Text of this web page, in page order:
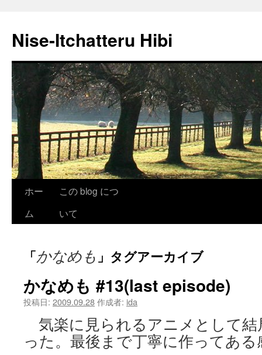
Nise-Itchatteru Hibi
へ
ホー
ム
この blog につ
いて
「かなめも 」タグアーカイブ
かなめも #13(last episode)
投稿日: 2009.09.28作成者: ida
気楽に見られるアニメとして結
った。最後まで丁寧に作ってあ